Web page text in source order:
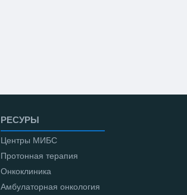
РЕСУРЫ
Центры МИБС
Протонная терапия
Онкоклиника
Амбулаторная онкология